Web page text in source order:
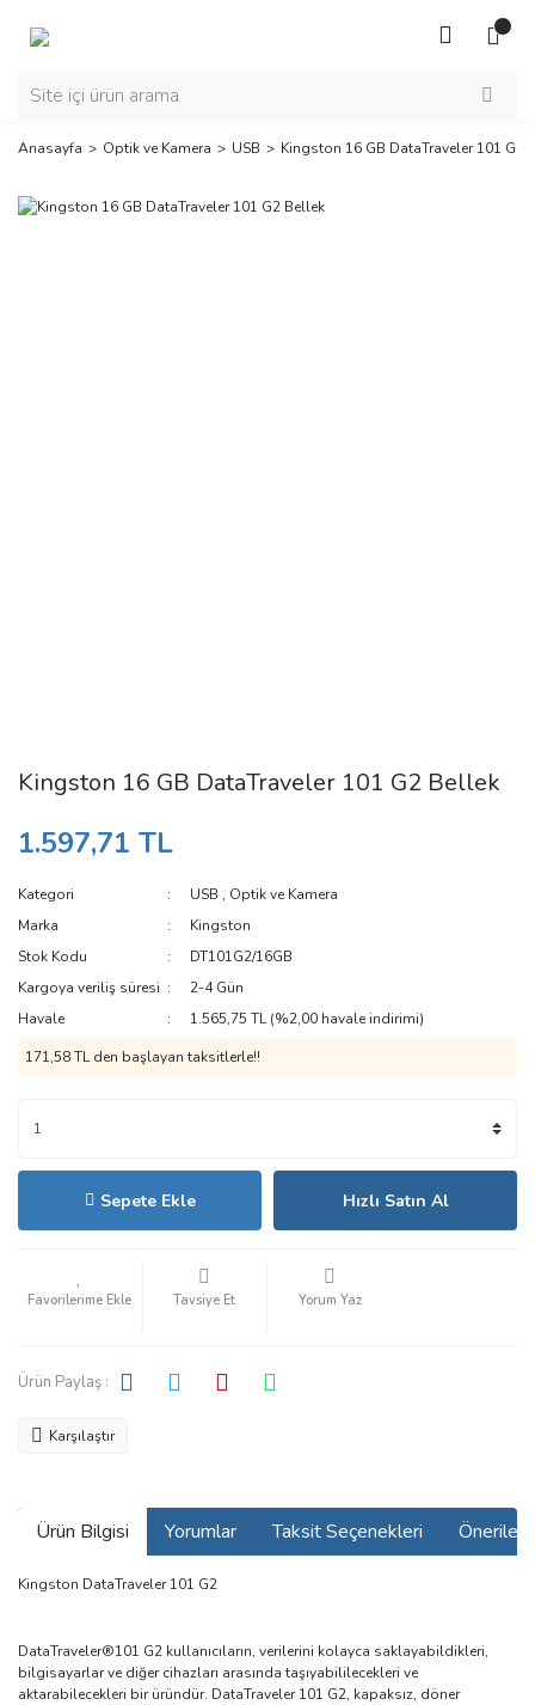
Anasayfa Optik ve Kamera USB Kingston 16 GB DataTraveler 101 G2
Kingston 16 GB DataTraveler 101 G2 Bellek
1.597,71 TL
Kategori USB , Optik ve Kamera
Marka
Kingston
Stok Kodu
DT101G2/16GB
Kargoya veriliş süresi
2-4 Gün
Havale
1.565,75 TL (%2,00 havale indirimi)
171,58 TL den başlayan taksitlerle!!
Sepete Ekle Hızlı Satın Al
Tavsiye Et Yorum Yaz
Ürün Paylaş :
Karşılaştır
Ürün Bilgisi Yorumlar Taksit Seçenekleri
Kingston DataTraveler 101 G2
DataTraveler®101 G2 kullanıcıların, verilerini kolayca saklayabildikleri,
bilgisayarlar ve diğer cihazları arasında taşıyabililecekleri ve
aktarabilecekleri bir üründür. DataTraveler 101 G2, kapaksız, döner